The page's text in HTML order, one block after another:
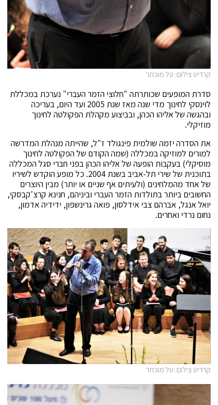
קרדיט צילום: טל מוכתר
סדרת המופעים שכותרתה "חלוצי הזמר העברי" נערכת במכללת
לוינסקי לחינוך מדי שנה מאז שנת 2005 ועד היום, בעריכה
ובהגשה של אליהו הכהן, ובביצוע מקהלת הפקולטה לחינוך
מוזיקלי.
את הסדרה יזמה שולמית פינגולד ז"ל, שהייתה מנהלת המדרשה
למורים למוזיקה במכללה (שמה הקודם של הפקולטה לחינוך
מוסיקלי) בעקבות הופעה של אליהו הכהן בפני חברי סגל המכללה
בתוכנית של שירי תל-אביב בשנת 2004. כל מופע הוקדש לשיריו
של אחד מהמלחינים (ולעיתים אף שניים או יותר) מבין היוצרים
החשובים ביותר בתולדות הזמר העברי וביניהם, חנינא קרצ'קבסקי,
יואל אנגל, אברהם צבי אידלסון, פואה גרינשפון, ידידיה אדמון,
נחום נרדי ואחרים.
קרדיט צילום: טל מוכתר